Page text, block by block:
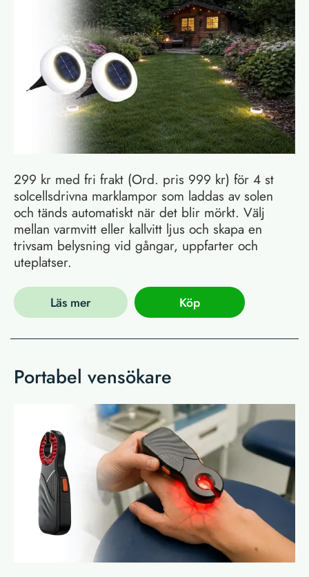
299 kr med fri frakt (Ord. pris 999 kr) för 4 st
solcellsdrivna marklampor som laddas av solen
och tänds automatiskt när det blir mörkt. Välj
mellan varmvitt eller kallvitt ljus och skapa en
trivsam belysning vid gångar, uppfarter och
uteplatser.
Läs mer Köp
Portabel vensökare